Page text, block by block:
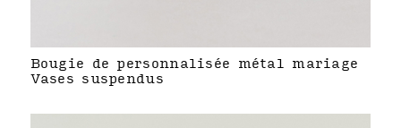
Bougie de personnalisée métal mariage
Vases suspendus